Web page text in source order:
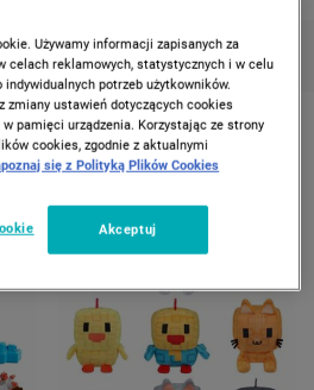
FILTRUJ (1) SORTUJ
KOD DLC DO GRY
Używamy informacji zapisanych za
celach reklamowych, statystycznych i w celu
potrzeb użytkowników.
zmiany ustawień dotyczących cookies
w pamięci urządzenia. Korzystając ze strony
cookies, zgodnie z aktualnymi
się z Polityką Plików Cookies
Akceptuj